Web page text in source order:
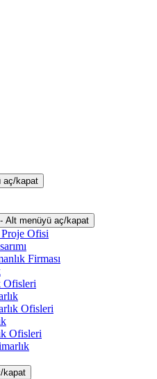
aç/kapat
- Alt menüyü aç/kapat
Ofisi
Firması
Ofisleri
Ofisleri
Ofisleri
kapat